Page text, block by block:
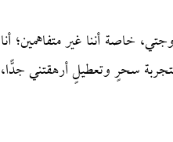
خاصة أننا غير متفاهمين؛ أنا
سحرٍ وتعطيلٍ أرهقتني جدًّا،